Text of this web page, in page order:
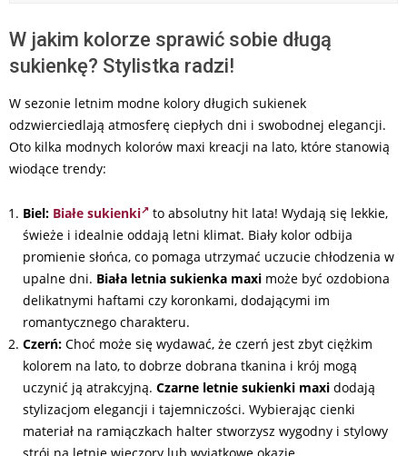
W jakim kolorze sprawić sobie długą
sukienkę? Stylistka radzi!
W sezonie letnim modne kolory długich sukienek
odzwierciedlają atmosferę ciepłych dni i swobodnej elegancji.
Oto kilka modnych kolorów maxi kreacji na lato, które stanowią
wiodące trendy:
Biel: Białe sukienki
to absolutny hit lata! Wydają się lekkie,
świeże i idealnie oddają letni klimat. Biały kolor odbija
promienie słońca, co pomaga utrzymać uczucie chłodzenia w
upalne dni. Biała letnia sukienka maxi może być ozdobiona
delikatnymi haftami czy koronkami, dodającymi im
romantycznego charakteru.
Czerń: Choć może się wydawać, że czerń jest zbyt ciężkim
kolorem na lato, to dobrze dobrana tkanina i krój mogą
uczynić ją atrakcyjną. Czarne letnie sukienki maxi dodają
stylizacjom elegancji i tajemniczości. Wybierając cienki
materiał na ramiączkach halter stworzysz wygodny i stylowy